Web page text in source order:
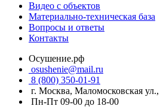
Видео с объектов
Материально-техническая база
Вопросы и ответы
Контакты
Осушение.рф
osushenie@mail.ru
8 (800) 350-01-91
г. Москва, Маломосковская ул.,
Пн-Пт 09-00 до 18-00